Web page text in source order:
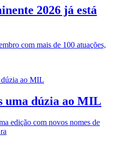
2026 já está
com mais de 100 atuações,
uma dúzia ao MIL
edição com novos nomes de